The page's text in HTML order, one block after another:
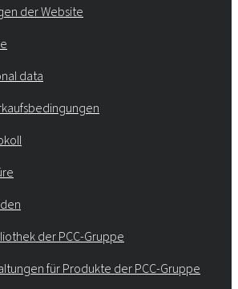
der Website
data
der PCC-Gruppe
für Produkte der PCC-Gruppe